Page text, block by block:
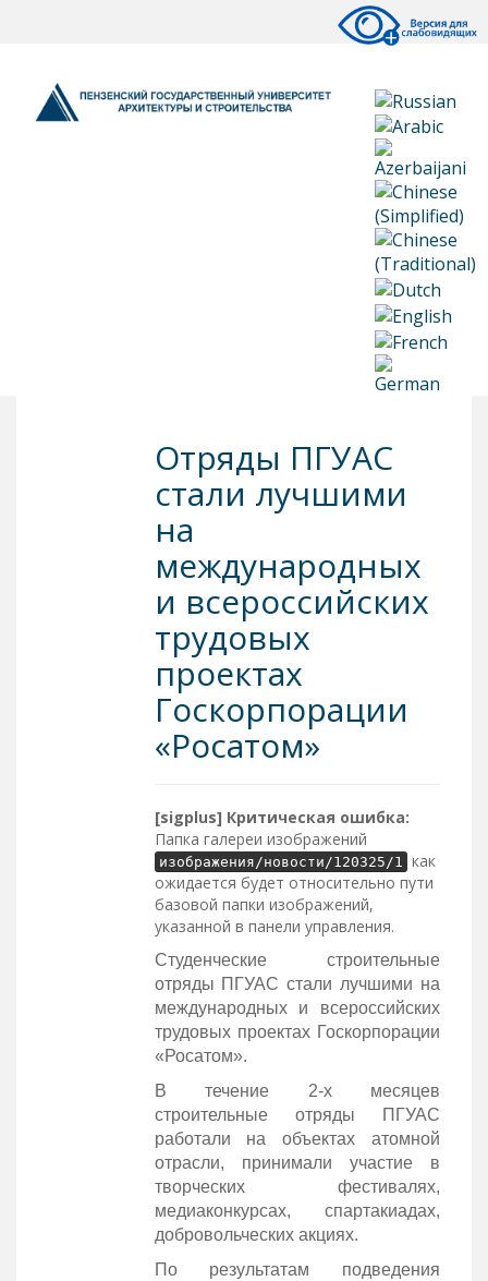
Отряды ПГУАС
стали лучшими
на
международных
и всероссийских
трудовых
проектах
Госкорпорации
«Росатом»
[sigplus] Критическая ошибка:
Папка галереи изображений
изображения/новости/120325/1 как
ожидается будет относительно пути
базовой папки изображений,
указанной в панели управления.
Студенческие строительные
отряды ПГУАС стали лучшими на
международных и всероссийских
трудовых проектах Госкорпорации
«Росатом».
В течение 2-х месяцев
строительные отряды ПГУАС
работали на объектах атомной
отрасли, принимали участие в
творческих фестивалях,
медиаконкурсах, спартакиадах,
добровольческих акциях.
По результатам подведения